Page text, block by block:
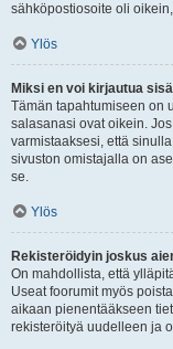
sähköpostiosoite oli
Ylös
Miksi en voi kirjautua
Tämän tapahtumiseen on
salasanasi ovat oikein.
varmistaaksesi, että
sivuston omistajalla on
se.
Ylös
Rekisteröidyin joskus
On mahdollista, että
Useat foorumit myös
aikaan pienentääkseen
rekisteröityä uudelleen ja